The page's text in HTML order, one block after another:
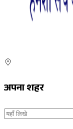
अपना शहर